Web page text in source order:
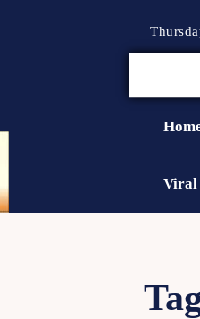
Viral